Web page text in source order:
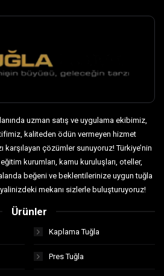
uzman satış ve uygulama ekibimiz,
kaliteden ödün vermeyen hizmet
karşılayan çözümler sunuyoruz! Türkiye’nin
kurumları, kamu kuruluşları, oteller,
beğeni ve beklentilerinize uygun tuğla
mekanı sizlerle buluşturuyoruz!
Ürünler
Kaplama Tuğla
Pres Tuğla